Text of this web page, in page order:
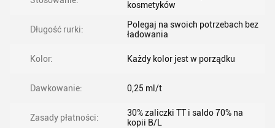
kosmetyków
Długość rurki:
Polegaj na swoich potrzebach bez
ładowania
Kolor: Każdy kolor jest w porządku
Dawkowanie: 0,25 ml/t
Zasady płatności:
30% zaliczki TT i saldo 70% na
kopii B/L